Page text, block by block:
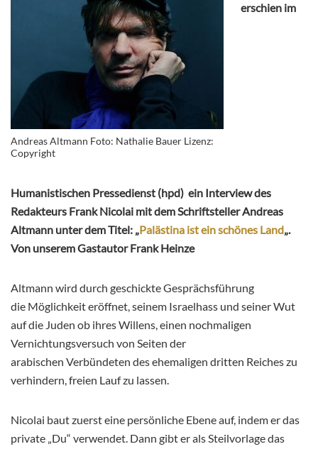
Andreas Altmann Foto: Nathalie Bauer Lizenz:
Copyright
erschien im
Humanistischen Pressedienst (hpd) ein Interview des
Redakteurs Frank Nicolai mit dem Schriftsteller Andreas
Altmann unter dem Titel: „Palästina ist ein schönes Land„.
Von unserem Gastautor Frank Heinze
Altmann wird durch geschickte Gesprächsführung
die Möglichkeit eröffnet, seinem Israelhass und seiner Wut
auf die Juden ob ihres Willens, einen nochmaligen
Vernichtungsversuch von Seiten der
arabischen Verbündeten des ehemaligen dritten Reiches zu
verhindern, freien Lauf zu lassen.
Nicolai baut zuerst eine persönliche Ebene auf, indem er das
private „Du“ verwendet. Dann gibt er als Steilvorlage das